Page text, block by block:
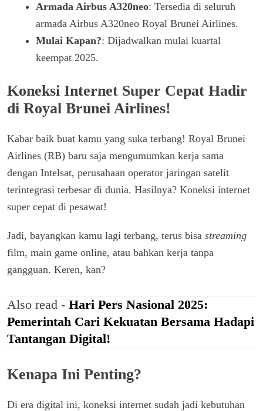
Armada Airbus A320neo: Tersedia di seluruh
armada Airbus A320neo Royal Brunei Airlines.
Mulai Kapan?: Dijadwalkan mulai kuartal
keempat 2025.
Koneksi Internet Super Cepat Hadir
di Royal Brunei Airlines!
Kabar baik buat kamu yang suka terbang! Royal Brunei
Airlines (RB) baru saja mengumumkan kerja sama
dengan Intelsat, perusahaan operator jaringan satelit
terintegrasi terbesar di dunia. Hasilnya? Koneksi internet
super cepat di pesawat!
Jadi, bayangkan kamu lagi terbang, terus bisa streaming
film, main game online, atau bahkan kerja tanpa
gangguan. Keren, kan?
Also read - Hari Pers Nasional 2025:
Pemerintah Cari Kekuatan Bersama Hadapi
Tantangan Digital!
Kenapa Ini Penting?
Di era digital ini, koneksi internet sudah jadi kebutuhan